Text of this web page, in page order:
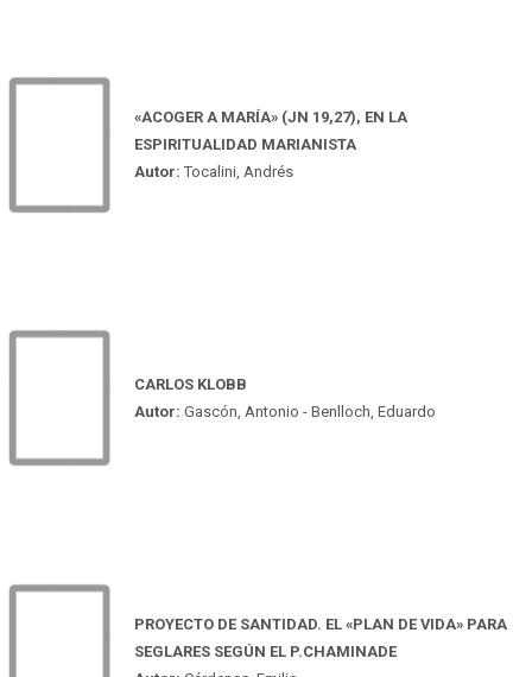
«ACOGER A MARÍA» (JN 19,27), EN LA
ESPIRITUALIDAD MARIANISTA
Autor: Tocalini, Andrés
CARLOS KLOBB
Autor: Gascón, Antonio - Benlloch, Eduardo
PROYECTO DE SANTIDAD. EL «PLAN DE VIDA» PARA
SEGLARES SEGÚN EL P.CHAMINADE